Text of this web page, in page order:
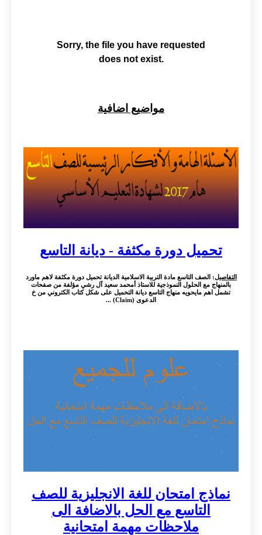
مواضيع اضافية
تحميل دورة مكثفة - ديانة التاسع
التفاصيل: الصف التاسع مادة التربية الاسلامية الديانة تحميل دورة مكثفة لاهم ماورد
بالمنهاج مع الحلول النموذجية للاستاذ أمحمد سعيد آل رشي مؤلفة من صفحات
تشمل اهم مايحويه منهاج التاسع ديانة التحميل على شكل كتاب الكتروني من خ
الدعوى (Claim) ...
نماذج امتحان للغة الانجليزية للصف
التاسع مع الحل بالاضافة الى
ملاحظات مهمة امتحانية